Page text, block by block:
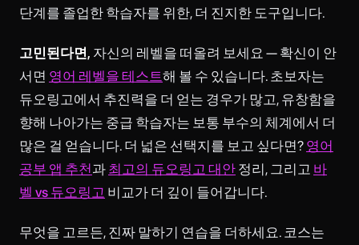
단계를 졸업한 학습자를 위한, 더 진지한 도구입니다.
고민된다면, 자신의 레벨을 떠올려 보세요 — 확신이 안
서면 영어 레벨을 테스트해 볼 수 있습니다. 초보자는
듀오링고에서 추진력을 더 얻는 경우가 많고, 유창함을
향해 나아가는 중급 학습자는 보통 부수의 체계에서 더
많은 걸 얻습니다. 더 넓은 선택지를 보고 싶다면? 영어
공부 앱 추천과 최고의 듀오링고 대안 정리, 그리고 바
벨 vs 듀오링고 비교가 더 깊이 들어갑니다.
무엇을 고르든, 진짜 말하기 연습을 더하세요. 코스는